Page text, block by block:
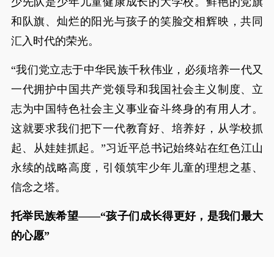
和队旗、灿烂的阳光与孩子的笑脸交相辉映，共同
汇入时代的荣光。
“我们党立志于中华民族千秋伟业，必须培养一代又
一代拥护中国共产党领导和我国社会主义制度、立
志为中国特色社会主义事业奋斗终身的有用人才。
这就要求我们把下一代教育好、培养好，从学校抓
起、从娃娃抓起。”习近平总书记始终站在红色江山
永续的战略高度，引领筑牢少年儿童的理想之基、
信念之塔。
托举民族希望——“孩子们成长得更好，是我们最大
的心愿”